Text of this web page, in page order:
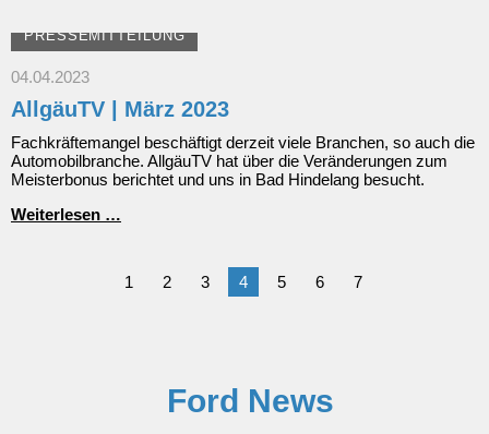
online
Termin
PRESSEMITTEILUNG
04.04.2023
AllgäuTV | März 2023
Fachkräftemangel beschäftigt derzeit viele Branchen, so auch die
Automobilbranche. AllgäuTV hat über die Veränderungen zum
Meisterbonus berichtet und uns in Bad Hindelang besucht.
Weiterlesen …
1 2 3 4 5 6 7
Ford News